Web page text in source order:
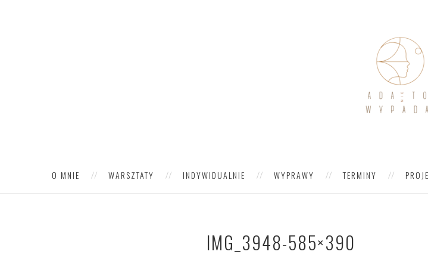
O MNIE WARSZTATY INDYWIDUALNIE WYPRAWY TERMINY
IMG_3948-585×390